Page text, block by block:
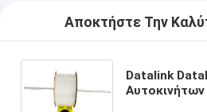
Αποκτήστε Την
Datalink